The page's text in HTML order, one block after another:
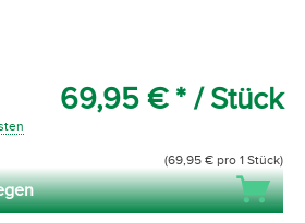
69,95 € * / Stück
(69,95 € pro 1 Stück)